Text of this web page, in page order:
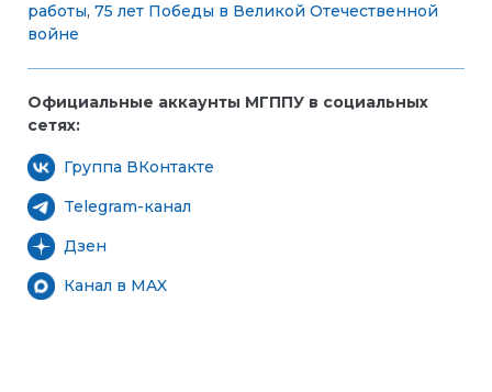
работы, 75 лет Победы в Великой Отечественной
войне
Официальные аккаунты МГППУ в социальных
сетях:
Группа ВКонтакте
Telegram-канал
Дзен
Канал в MAX